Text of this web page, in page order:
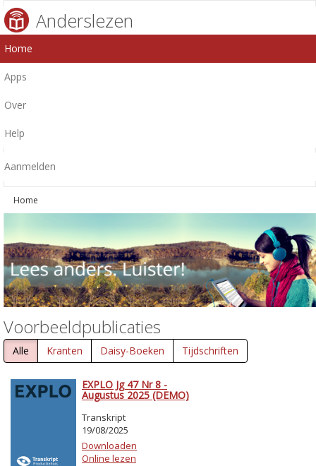
Anderslezen
Home
Apps
Over
Help
Aanmelden
Home
Voorbeeldpublicaties
Alle Kranten Daisy-Boeken Tijdschriften
EXPLO Jg 47 Nr 8 -
Augustus 2025 (DEMO)
Transkript
19/08/2025
Downloaden
Online lezen